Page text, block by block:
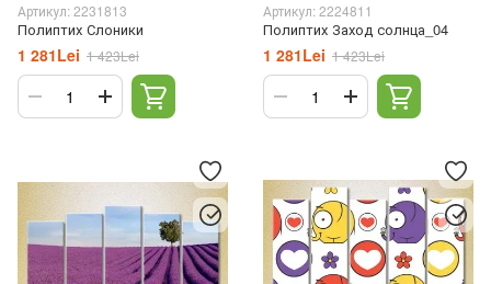
Артикул: 2231813
Полиптих Слоники
1 281Lei 1 423Lei
Артикул: 2224811
Полиптих Заход солнца_04
1 281Lei 1 423Lei